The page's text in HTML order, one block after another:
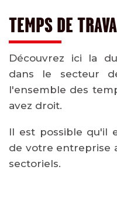
TEMPS DE
Découvrez ici la
dans le secteur
l'ensemble des
avez droit.
Il est possible qu'il
de votre entreprise
sectoriels.